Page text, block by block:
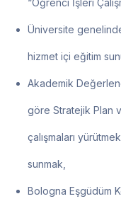
“Öğrenci İşleri
Üniversite
hizmet içi eğitim
Akademik
göre Stratejik Plan
çalışmaları
sunmak,
Bologna Eşgüdüm